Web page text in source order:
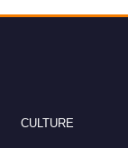
CULTURE